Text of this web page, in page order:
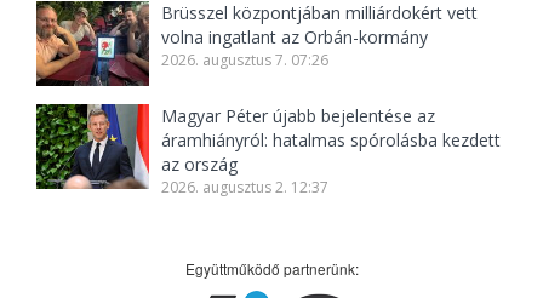
Brüsszel központjában milliárdokért vett
volna ingatlant az Orbán-kormány
2026. augusztus 7. 07:26
Magyar Péter újabb bejelentése az
áramhiányról: hatalmas spórolásba kezdett
az ország
2026. augusztus 2. 12:37
Együttműködő partnerünk: